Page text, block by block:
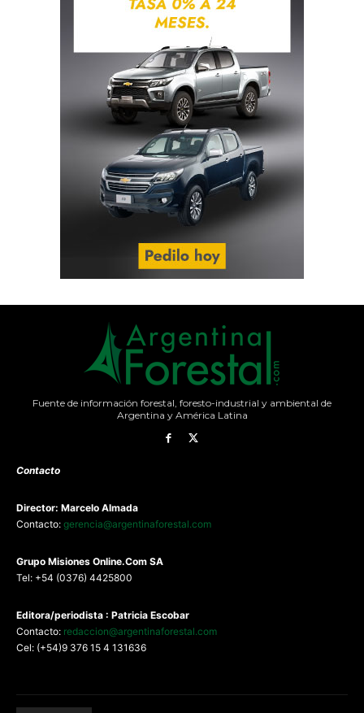
Fuente de información forestal, foresto-industrial y ambiental de
Argentina y América Latina
Contacto
Director: Marcelo Almada
Contacto: gerencia@argentinaforestal.com
Grupo Misiones Online.Com SA
Tel: +54 (0376) 4425800
Editora/periodista : Patricia Escobar
Contacto: redaccion@argentinaforestal.com
Cel: (+54)9 376 15 4 131636